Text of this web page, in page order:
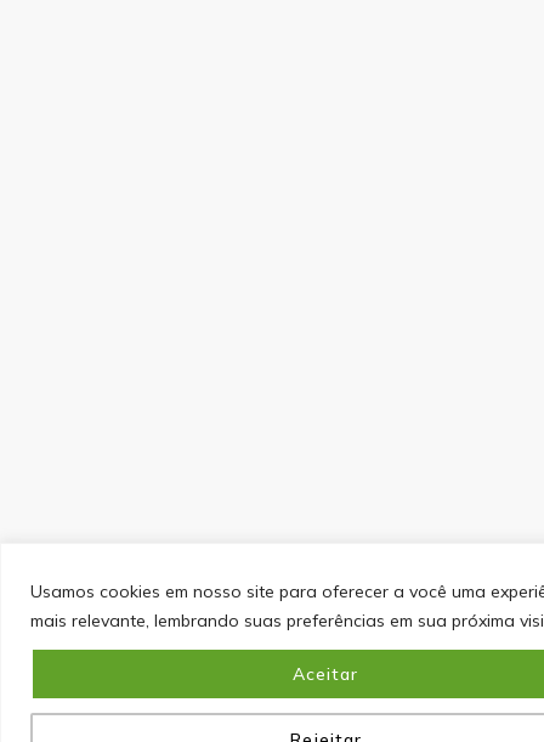
Usamos cookies em nosso site para oferecer a você uma
mais relevante, lembrando suas preferências em sua próxima
Aceitar